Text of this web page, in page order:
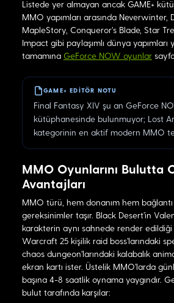
Listede yer almayan ancak GAME+
MMO yapımları arasında Neverwinter,
MapleStory, Conqueror's Blade, Star
Impact gibi paylaşımlı dünya yapımları
tamamına GeForce NOW oyunlar
GAME+ EDITÖR NOTU
Final Fantasy XIV şu an GeForce
kütüphanesinde bulunmuyor; Lost
kategorinin en aktif modern MMO
MMO Oyunlarını Bulutta
Avantajları
MMO türü, hem donanım hem bağlantı
gereksinimler taşır. Black Desert'in
karakterin aynı sahnede render
Warcraft 25 kişilik raid boss'larındaki
chaos dungeon'larındaki kalabalık
ekran kartı ister. Üstelik MMO'larda
başına 4-8 saatlik oynama yaygındır.
bulut tarafında karşılar: